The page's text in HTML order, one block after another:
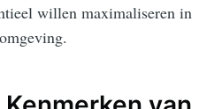
willen maximaliseren in